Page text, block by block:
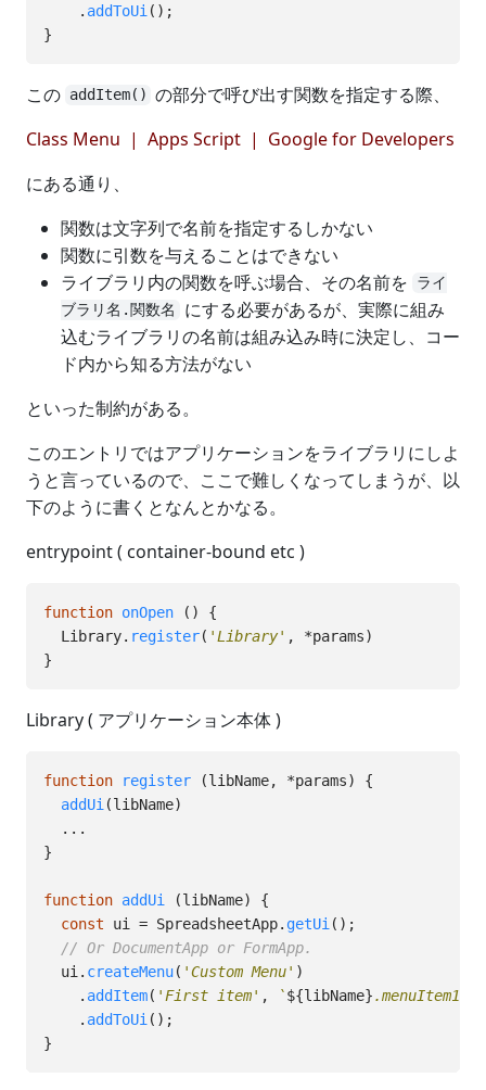
. addToUi ();
}
この addItem() の部分で呼び出す関数を指定する際、
Class Menu | Apps Script | Google for Developers
にある通り、
関数は文字列で名前を指定するしかない
関数に引数を与えることはできない
ライブラリ内の関数を呼ぶ場合、その名前を
ライ
ブラリ名.関数名
にする必要があるが、実際に組み
込むライブラリの名前は組み込み時に決定し、コー
ド内から知る方法がない
といった制約がある。
このエントリではアプリケーションをライブラリにしよ
うと言っているので、ここで難しくなってしまうが、以
下のように書くとなんとかなる。
entrypoint ( container-bound etc )
function onOpen ()
{
Library. register( 'Library' , *params)
}
Library ( アプリケーション本体 )
function register (libName, *params)
{
addUi (libName)
...
}
function addUi (libName)
{
const
ui = SpreadsheetApp. getUi ();
// Or DocumentApp or FormApp.
ui . createMenu( 'Custom Menu' )
. addItem( ' First item' , `${libName}.menuItem1`
. addToUi ();
}